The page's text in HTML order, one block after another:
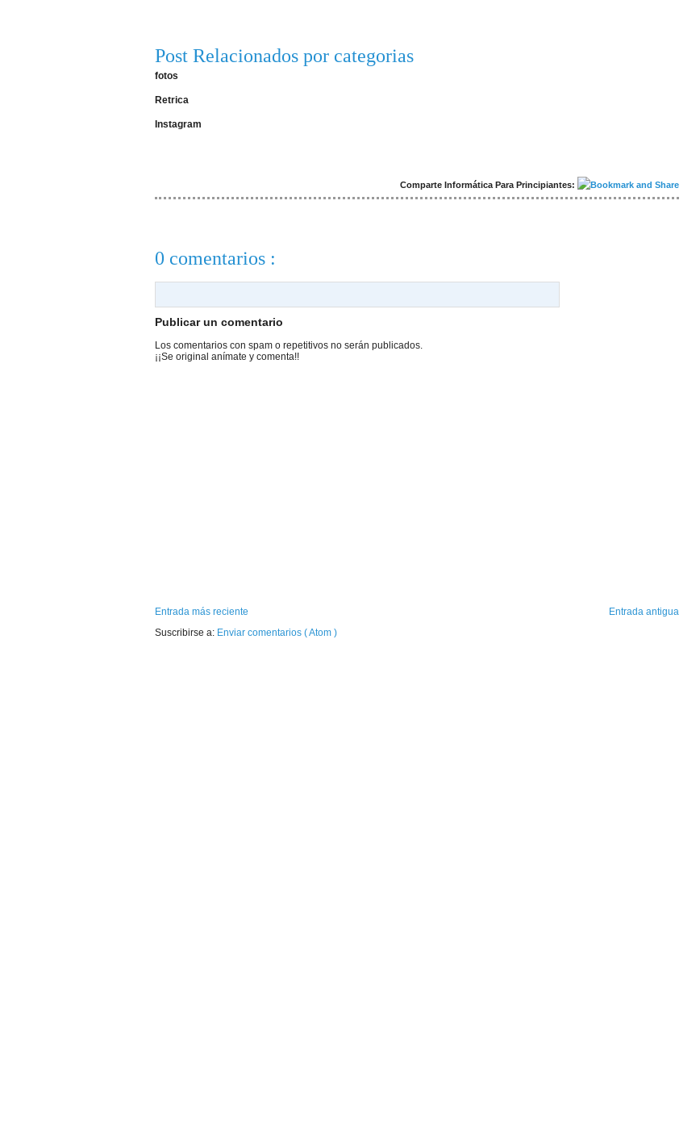
Post Relacionados por categorias
fotos
Retrica
Instagram
Comparte Informática Para Principiantes:
0 comentarios :
Publicar un comentario
Los comentarios con spam o repetitivos no serán publicados.
¡¡Se original anímate y comenta!!
Entrada más reciente
Entrada antigua
Suscribirse a: Enviar comentarios ( Atom )